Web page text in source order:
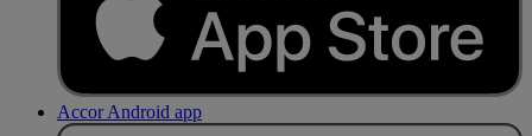
Accor Android app